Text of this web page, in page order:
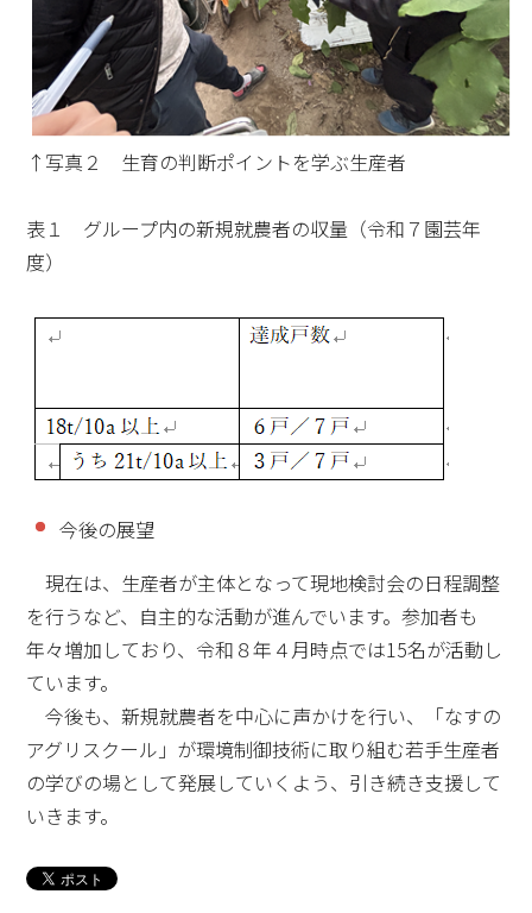
↑写真２ 生育の判断ポイントを学ぶ生産者
表１ グループ内の新規就農者の収量（令和７園芸年
度）
今後の展望
現在は、生産者が主体となって現地検討会の日程調整
を行うなど、自主的な活動が進んでいます。参加者も
年々増加しており、令和８年４月時点では15名が活動し
ています。
今後も、新規就農者を中心に声かけを行い、「なすの
アグリスクール」が環境制御技術に取り組む若手生産者
の学びの場として発展していくよう、引き続き支援して
いきます。